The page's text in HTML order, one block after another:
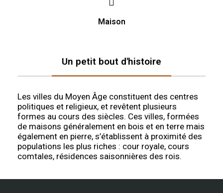
Maison
Un petit bout d'histoire
Les villes du Moyen Âge constituent des centres
politiques et religieux, et revêtent plusieurs
formes au cours des siècles. Ces villes, formées
de maisons généralement en bois et en terre mais
également en pierre, s’établissent à proximité des
populations les plus riches : cour royale, cours
comtales, résidences saisonnières des rois.